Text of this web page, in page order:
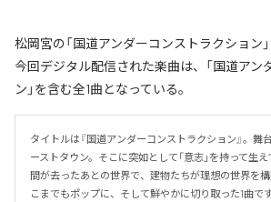
松岡宮の「国道アンダーコンストラクション
今回デジタル配信された楽曲は、「国道アン
ン」を含む全1曲となっている。
タイトルは『国道アンダーコンストラクション』。舞
ーストタウン。そこに突如として「意志」を持って生
間が去ったあとの世界で、建物たちが理想の世界を
こまでもポップに、そして鮮やかに切り取った1曲で